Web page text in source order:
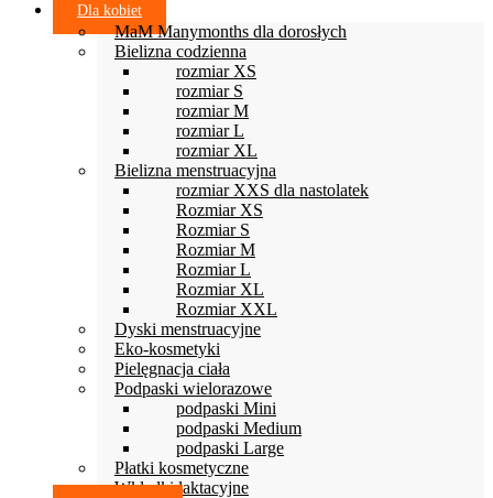
Dla kobiet
MaM Manymonths dla dorosłych
Bielizna codzienna
rozmiar XS
rozmiar S
rozmiar M
rozmiar L
rozmiar XL
Bielizna menstruacyjna
rozmiar XXS dla nastolatek
Rozmiar XS
Rozmiar S
Rozmiar M
Rozmiar L
Rozmiar XL
Rozmiar XXL
Dyski menstruacyjne
Eko-kosmetyki
Pielęgnacja ciała
Podpaski wielorazowe
podpaski Mini
podpaski Medium
podpaski Large
Płatki kosmetyczne
Wkładki laktacyjne